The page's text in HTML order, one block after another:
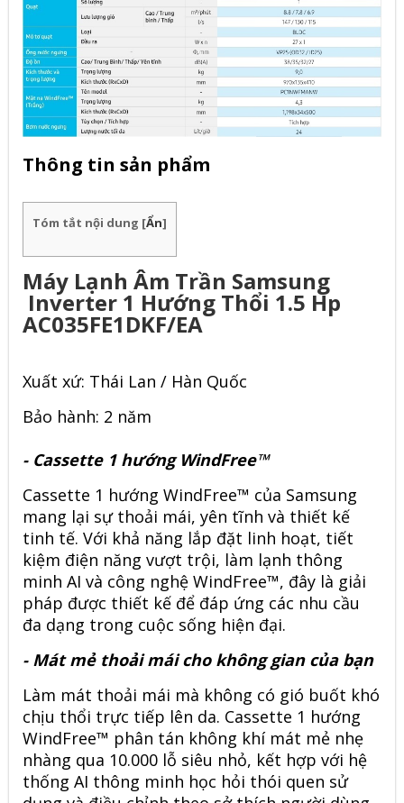
Thông tin sản phẩm
Tóm tắt nội dung [Ẩn]
Máy Lạnh Âm Trần Samsung
Inverter 1 Hướng Thổi 1.5 Hp
AC035FE1DKF/EA
Xuất xứ: Thái Lan / Hàn Quốc
Bảo hành: 2 năm
- Cassette 1 hướng WindFree™
Cassette 1 hướng WindFree™ của Samsung
mang lại sự thoải mái, yên tĩnh và thiết kế
tinh tế. Với khả năng lắp đặt linh hoạt, tiết
kiệm điện năng vượt trội, làm lạnh thông
minh AI và công nghệ WindFree™, đây là giải
pháp được thiết kế để đáp ứng các nhu cầu
đa dạng trong cuộc sống hiện đại.
- Mát mẻ thoải mái cho không gian của bạn
Làm mát thoải mái mà không có gió buốt khó
chịu thổi trực tiếp lên da. Cassette 1 hướng
WindFree™ phân tán không khí mát mẻ nhẹ
nhàng qua 10.000 lỗ siêu nhỏ, kết hợp với hệ
thống AI thông minh học hỏi thói quen sử